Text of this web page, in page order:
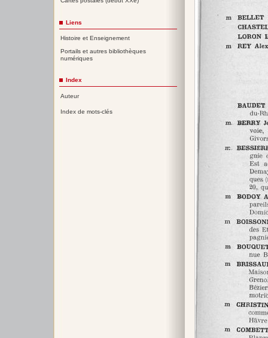
Liens
Histoire et Enseignement
Portails et autres bibliothèques
numériques
Index
Auteur
Index de mots-clés